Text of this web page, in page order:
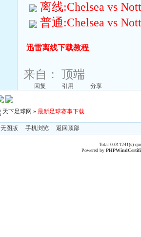
离线:Chelsea vs
普通:Chelsea vs
迅雷离线下载教程
来自： 顶端
回复 引用 分享
天下足球网 » 最新足球赛事下载
无图版 手机浏览 返回顶部
Total 0.011241(s)
Powered byPHPWind